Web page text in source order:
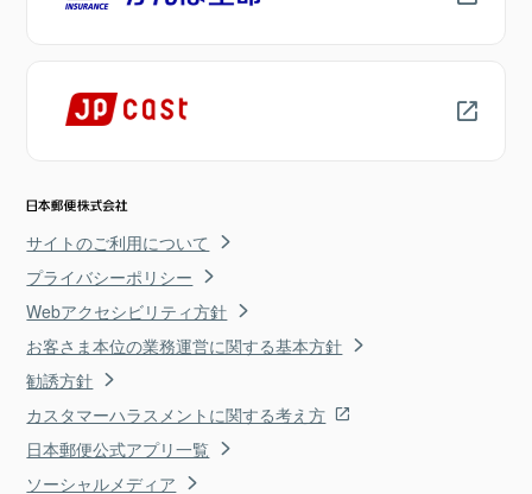
サイトのご利用について
プライバシーポリシー
Webアクセシビリティ方針
お客さま本位の業務運営に関する基本方針
勧誘方針
カスタマーハラスメントに関する考え方
日本郵便公式アプリ一覧
ソーシャルメディア